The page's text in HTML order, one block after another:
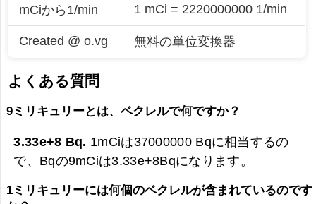
mCiから1/min 1 mCi = 2220000000 1/min
Created @ o.vg 無料の単位変換器
よくある質問
9ミリキュリーとは、ベクレルで何ですか？
3.33e+8 Bq. 1mCiは37000000 Bqに相当するの
で、Bqの9mCiは3.33e+8Bqになります。
1ミリキュリーには何個のベクレルが含まれているのです